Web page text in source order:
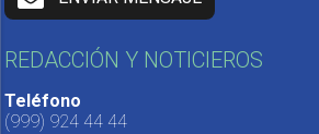
REDACCIÓN Y NOTICIEROS
Teléfono
(999) 924 44 44